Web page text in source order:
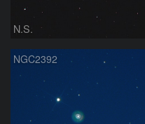
N.S.
NGC2392